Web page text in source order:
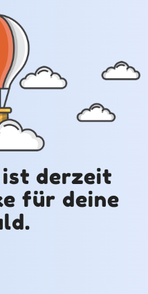
ist derzeit
für deine